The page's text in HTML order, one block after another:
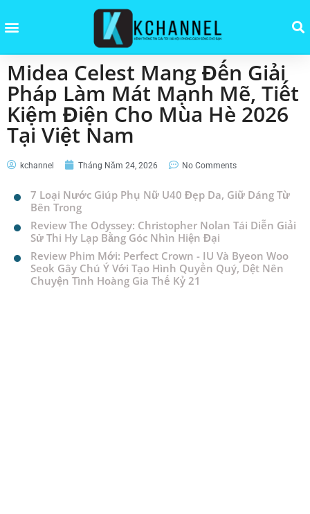
Midea Celest Mang Đến Giải
Pháp Làm Mát Mạnh Mẽ, Tiết
Kiệm Điện Cho Mùa Hè 2026
Tại Việt Nam
kchannel Tháng Năm 24, 2026 No Comments
7 Loại Nước Giúp Phụ Nữ U40 Đẹp Da, Giữ Dáng Từ
Bên Trong
Review The Odyssey: Christopher Nolan Tái Diễn Giải
Sử Thi Hy Lạp Bằng Góc Nhìn Hiện Đại
Review Phim Mới: Perfect Crown - IU Và Byeon Woo
Seok Gây Chú Ý Với Tạo Hình Quyền Quý, Dệt Nên
Chuyện Tình Hoàng Gia Thế Kỷ 21